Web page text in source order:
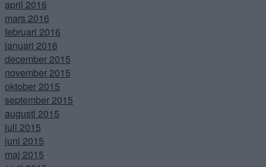
april 2016
mars 2016
februari 2016
januari 2016
december 2015
november 2015
oktober 2015
september 2015
augusti 2015
juli 2015
juni 2015
maj 2015